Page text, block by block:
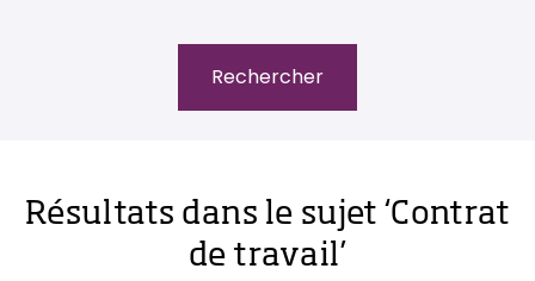
Résultats dans le sujet ‘Contrat
de travail’